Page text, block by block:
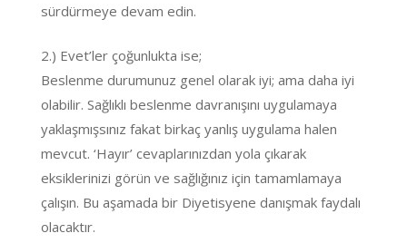
sürdürmeye devam edin.
2.) Evet’ler çoğunlukta ise;
Beslenme durumunuz genel olarak iyi; ama daha iyi
olabilir. Sağlıklı beslenme davranışını uygulamaya
yaklaşmışsınız fakat birkaç yanlış uygulama halen
mevcut. ‘Hayır’ cevaplarınızdan yola çıkarak
eksiklerinizi görün ve sağlığınız için tamamlamaya
çalışın. Bu aşamada bir Diyetisyene danışmak faydalı
olacaktır.